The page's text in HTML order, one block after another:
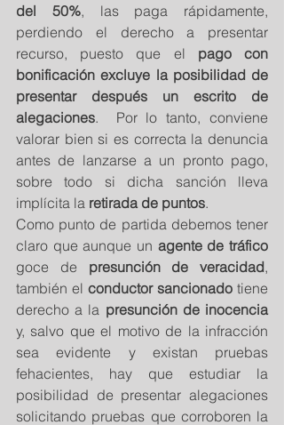
del 50%, las paga rápidamente,
perdiendo el derecho a presentar
recurso, puesto que el pago con
bonificación excluye la posibilidad de
presentar después un escrito de
alegaciones.  Por lo tanto, conviene
valorar bien si es correcta la denuncia
antes de lanzarse a un pronto pago,
sobre todo si dicha sanción lleva
implícita la retirada de puntos.
Como punto de partida debemos tener
claro que aunque un
goce de presunción de veracidad,
también el conductor sancionado tiene
derecho a la presunción de inocencia
y, salvo que el motivo de la infracción
sea evidente y existan pruebas
fehacientes, hay que estudiar la
posibilidad de presentar alegaciones
solicitando pruebas que corroboren la